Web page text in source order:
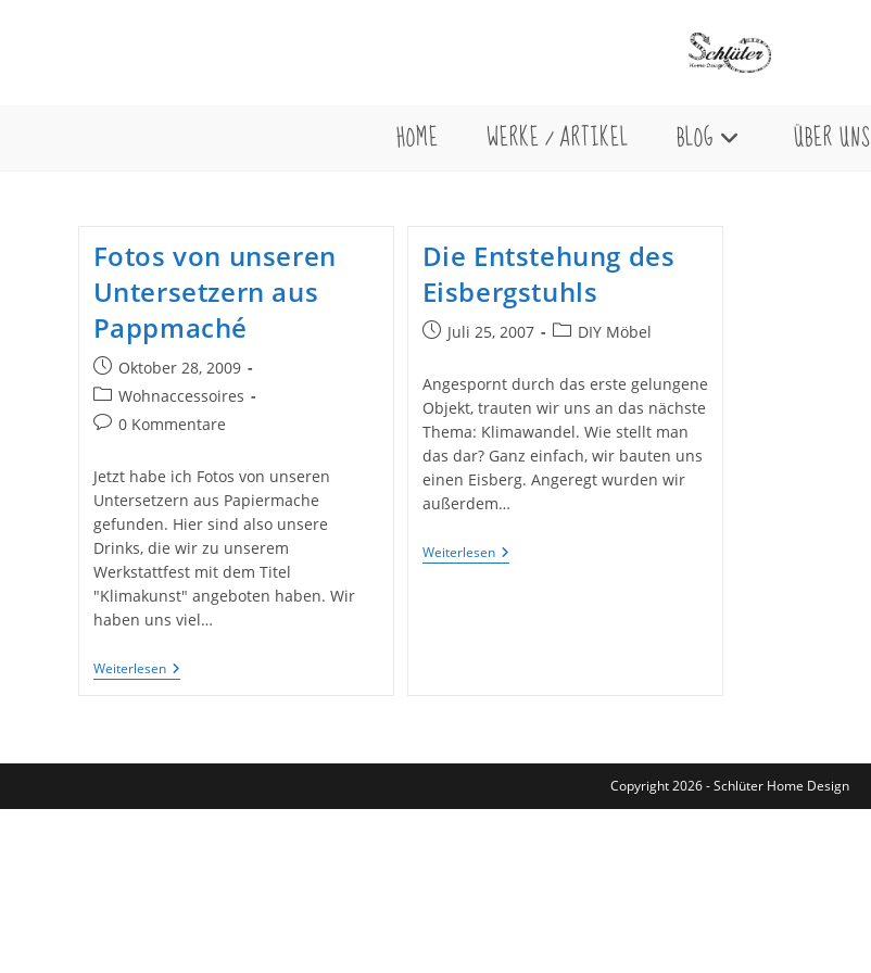
HOME WERKE / ARTIKEL BLOG ÜBER UNS
Fotos von unseren
Untersetzern aus
Pappmaché
Beitrag
veröffentlicht:
Oktober 28, 2009
Beitrags-
Kategorie:
Wohnaccessoires
Beitrags-
0 Kommentare
Jetzt habe ich Fotos von unseren
Untersetzern aus Papiermache
gefunden. Hier sind also unsere
Drinks, die wir zu unserem
Werkstattfest mit dem Titel
"Klimakunst" angeboten haben. Wir
haben uns viel…
WeiterlesenFotos
Von
Die Entstehung des
Eisbergstuhls
BeitragJuli 25, 2007
Beitrags-
DIY Möbel
Angespornt durch das erste gelungene
Objekt, trauten wir uns an das nächste
Thema: Klimawandel. Wie stellt man
das dar? Ganz einfach, wir bauten uns
einen Eisberg. Angeregt wurden wir
außerdem…
WeiterlesenDie
Entstehung
Copyright 2026 - Schlüter Home Design